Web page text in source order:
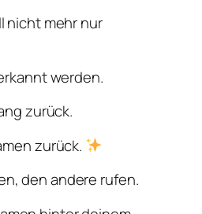
nicht mehr nur
werden.
zurück.
zurück.
den andere rufen.